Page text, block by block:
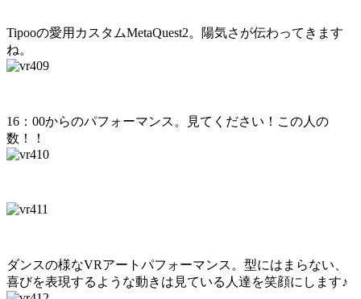
Tipooの愛用カスタムMetaQuest2。陽気さが伝わってきます
ね。
16：00からのパフォーマンス。見てください！この人の
数！！
ダンスの様なVRアートパフォーマンス。型にはまらない、
喜びを表現するような動きは見ている人達を笑顔にします♪